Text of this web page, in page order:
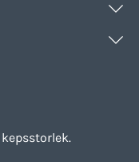
kepsstorlek.